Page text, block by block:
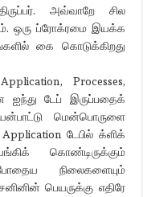
அவ்வாறே சில
ஒரு ப்ரோக்ரமை இயக்க
கை கொடுக்கிறது
Processes,
ஐந்து டேப் இருப்பதைக்
மென்பொருளை
டேபில் க்ளிக்
கொண்டிருக்கும்
நிலைகளையும்
பெயருக்கு எதிரே